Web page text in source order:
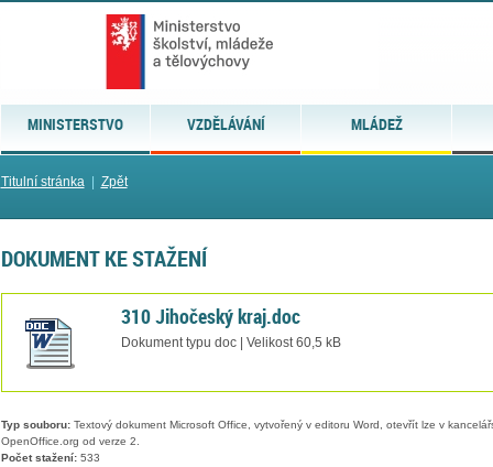
MINISTERSTVO VZDĚLÁVÁNÍ MLÁDEŽ
Titulní stránka| Zpět
DOKUMENT KE STAŽENÍ
310 Jihočeský kraj.doc
Dokument typu doc | Velikost 60,5 kB
Typ souboru:Textový dokument Microsoft Office, vytvořený v editoru Word, otevřít lze v
OpenOffice.org od verze 2.
Počet stažení:533